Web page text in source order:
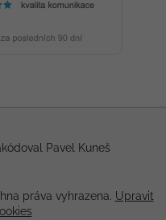
Pavel Kuneš
práva vyhrazena. Upravit